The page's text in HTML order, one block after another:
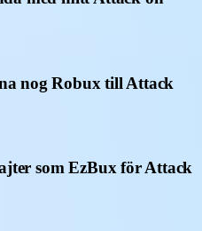
nog Robux till Attack
som EzBux för Attack